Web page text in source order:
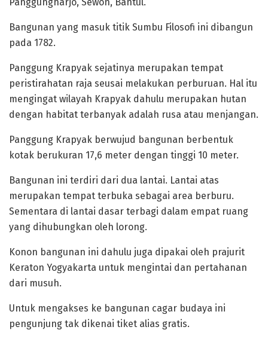
Bangunan yang masuk titik Sumbu Filosofi ini dibangun
pada 1782.
Panggung Krapyak sejatinya merupakan tempat
peristirahatan raja seusai melakukan perburuan. Hal itu
mengingat wilayah Krapyak dahulu merupakan hutan
dengan habitat terbanyak adalah rusa atau menjangan.
Panggung Krapyak berwujud bangunan berbentuk
kotak berukuran 17,6 meter dengan tinggi 10 meter.
Bangunan ini terdiri dari dua lantai. Lantai atas
merupakan tempat terbuka sebagai area berburu.
Sementara di lantai dasar terbagi dalam empat ruang
yang dihubungkan oleh lorong.
Konon bangunan ini dahulu juga dipakai oleh prajurit
Keraton Yogyakarta untuk mengintai dan pertahanan
dari musuh.
Untuk mengakses ke bangunan cagar budaya ini
pengunjung tak dikenai tiket alias gratis.